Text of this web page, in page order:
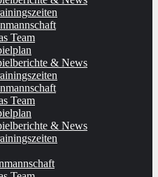
Team
& News
Team
& News